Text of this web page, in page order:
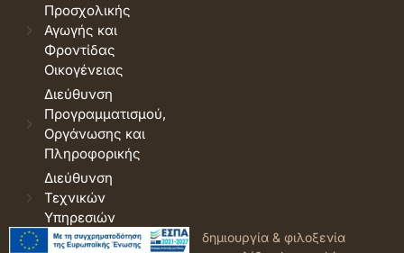
Προσχολικής
Αγωγής και
Φροντίδας
Οικογένειας
Διεύθυνση
Προγραμματισμού,
Οργάνωσης και
Πληροφορικής
Διεύθυνση
Τεχνικών
Υπηρεσιών
© 2026 Δήμος Δράμας. Όροι
δημιουργία & φιλοξενία